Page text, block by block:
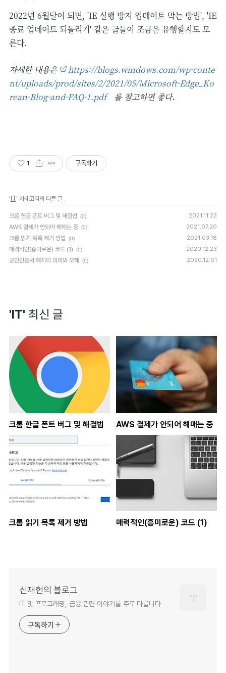
2022년 6월달이 되면, 'IE 실행 방지 업데이트 막는 방법', 'IE
종료 업데이트 되돌리기' 같은 글들이 조금은 유행할지도 모
른다.
자세한 내용은
https://blogs.windows.com/wp-conte
nt/uploads/prod/sites/2/2021/05/Microsoft-Edge_Ko
rean-Blog-and-FAQ-1.pdf를 참고하면 좋다.
1 구독하기
' IT ' 카테고리의 다른 글
크롬 한글 폰트 버그 및 해결법 (0) 2021.11.22
AWS 결제가 안되어 해매는 중 (0) 2021.07.20
크롬 읽기 목록 제거 방법 (0) 2021.03.18
매력적인(흥미로운) 코드 (1) (0) 2020.12.23
공인인증서 폐지의 의미와 오해 (0) 2020.12.01
'IT' 최신 글
크롬 한글 폰트 버그 및 해결법 AWS 결제가 안되어 해매는 중
크롬 읽기 목록 제거 방법 매력적인(흥미로운) 코드 (1)
신재헌의 블로그
IT 및 프로그래밍, 금융 관련 이야기를 주로 다룹니다
구독하기